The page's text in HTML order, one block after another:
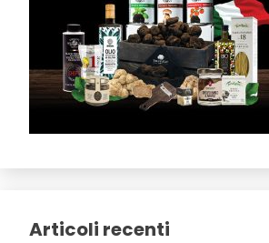
Articoli recenti